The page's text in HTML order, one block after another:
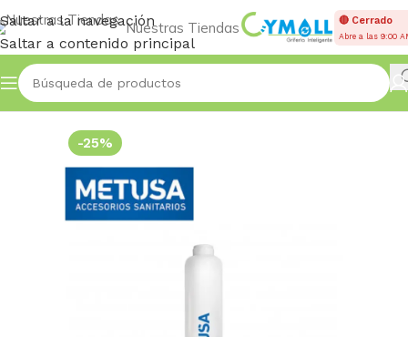
Saltar a la navegación
Saltar a contenido principal
Nuestras Tiendas 🔴 Cerrado
Abre a las 9:00
Inicio Accessories
-25%